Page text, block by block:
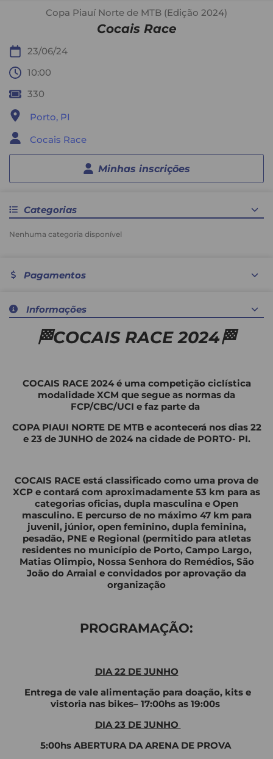
Copa Piauí Norte de MTB (Edição 2024)
Cocais Race
23/06/24
10:00
330
Porto, PI
Cocais Race
Minhas inscrições
Categorias
Nenhuma categoria disponível
Pagamentos
Informações
🏁COCAIS RACE 2024🏁
COCAIS RACE 2024 é uma competição ciclística
modalidade XCM que segue as normas da
FCP/CBC/UCI e faz parte da
COPA PIAUI NORTE DE MTB e acontecerá nos dias 22
e 23 de JUNHO de 2024 na cidade de PORTO- PI.
COCAIS RACE está classificado como uma prova de
XCP e contará com aproximadamente 53 km para as
categorias oficias, dupla masculina e Open
masculino. E percurso de no máximo 47 km para
juvenil, júnior, open feminino, dupla feminina,
pesadão, PNE e Regional (permitido para atletas
residentes no município de Porto, Campo Largo,
Matias Olimpio, Nossa Senhora do Remédios, São
João do Arraial e convidados por aprovação da
organização
PROGRAMAÇÃO:
DIA 22 DE JUNHO
Entrega de vale alimentação para doação, kits e
vistoria nas bikes– 17:00hs as 19:00s
DIA 23 DE JUNHO
5:00hs ABERTURA DA ARENA DE PROVA